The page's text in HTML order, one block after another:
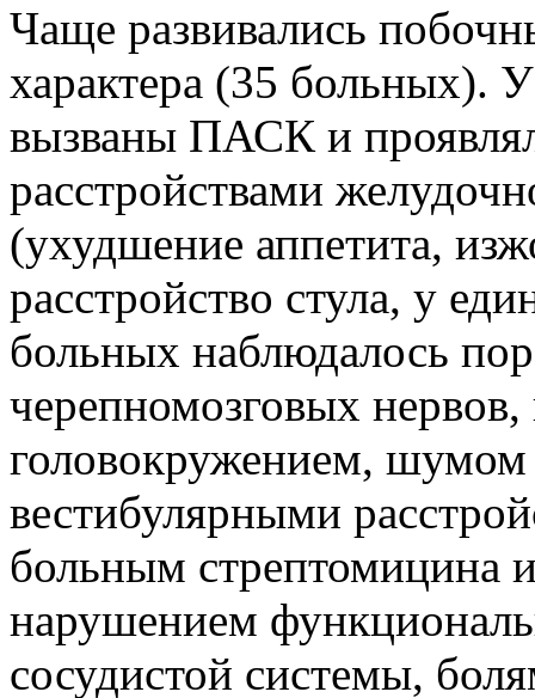
Чаще развивались
характера (35 больных).
вызваны ПАСК и
расстройствами
(ухудшение аппетита,
расстройство стула, у
больных наблюдалось
черепномозговых
головокружением,
вестибулярными
больным стрептомицина
нарушением
сосудистой системы,